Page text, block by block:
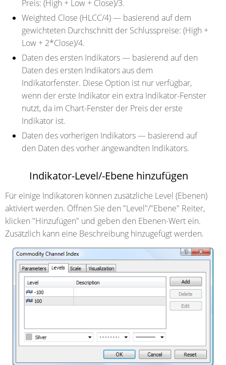
Preis: (High + Low + Close)/3.
Weighted Close (HLCC/4)— basierend auf dem
gewichteten Durchschnitt der Schlusspreise: (High +
Low + 2*Close)/4.
Daten des ersten Indikators— basierend auf den
Daten des ersten Indikators aus dem
Indikatorfenster. Diese Option ist nur verfügbar,
wenn der erste Indikator ein extra Indikator-Fenster
nutzt, da im Chart-Fenster der Preis der erste
Indikator ist.
Daten des vorherigen Indikators— basierend auf
den Daten des vorher angewandten Indikators.
Indikator-Level/-Ebene hinzufügen
Für einige Indikatoren können zusätzliche Level (Ebenen)
aktiviert werden. Öffnen Sie den "Level"/"Ebene" Reiter,
klicken "Hinzufügen" und geben den Ebenen-Wert ein.
Zusätzlich kann eine Beschreibung hinzugefügt werden.